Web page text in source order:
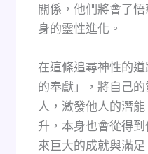
關係，他們將會了
身的靈性進化。
在這條追尋神性的
的奉獻」，將自己
人，激發他人的潛
升，本身也會從得
來巨大的成就與滿